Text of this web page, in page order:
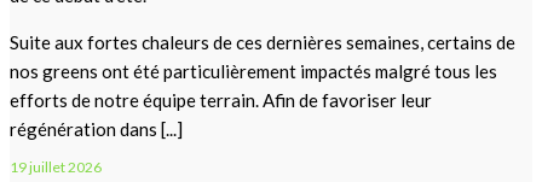
Suite aux fortes chaleurs de ces dernières semaines, certains de
nos greens ont été particulièrement impactés malgré tous les
efforts de notre équipe terrain. Afin de favoriser leur
régénération dans [...]
19 juillet 2026